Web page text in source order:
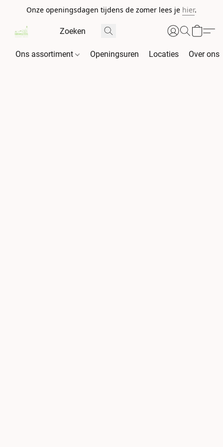
Onze openingsdagen tijdens de zomer lees je hier.
Ons assortiment Openingsuren Locaties Over ons